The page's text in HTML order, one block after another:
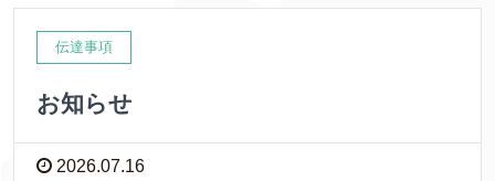
伝達事項
お知らせ
2026.07.16